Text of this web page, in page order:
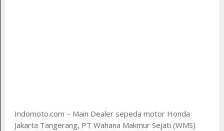
Indomoto.com – Main Dealer sepeda motor Honda
Jakarta Tangerang, PT Wahana Makmur Sejati (WMS)